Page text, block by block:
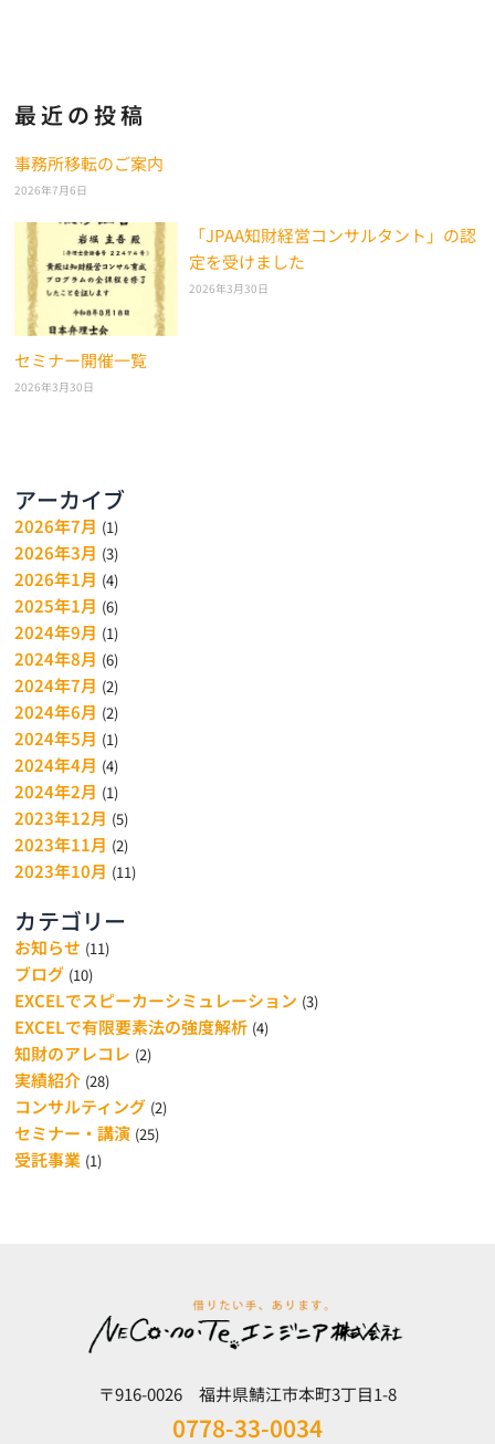
最近の投稿
事務所移転のご案内
2026年7月6日
「JPAA知財経営コンサルタント」の認
定を受けました
2026年3月30日
セミナー開催一覧
2026年3月30日
アーカイブ
2026年7月 (1)
2026年3月 (3)
2026年1月 (4)
2025年1月 (6)
2024年9月 (1)
2024年8月 (6)
2024年7月 (2)
2024年6月 (2)
2024年5月 (1)
2024年4月 (4)
2024年2月 (1)
2023年12月 (5)
2023年11月 (2)
2023年10月 (11)
カテゴリー
お知らせ (11)
ブログ (10)
EXCELでスピーカーシミュレーション (3)
EXCELで有限要素法の強度解析 (4)
知財のアレコレ (2)
実績紹介 (28)
コンサルティング (2)
セミナー・講演 (25)
受託事業 (1)
〒916-0026 福井県鯖江市本町3丁目1-8
0778-33-0034